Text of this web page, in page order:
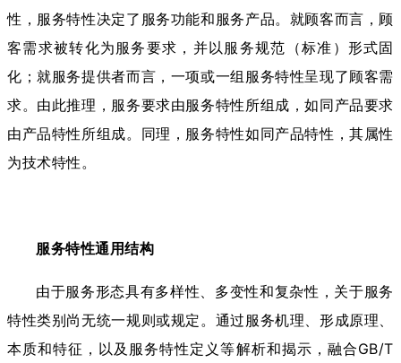
性，服务特性决定了服务功能和服务产品。就顾客而言，顾
客需求被转化为服务要求，并以服务规范（标准）形式固
化；就服务提供者而言，一项或一组服务特性呈现了顾客需
求。由此推理，服务要求由服务特性所组成，如同产品要求
由产品特性所组成。同理，服务特性如同产品特性，其属性
为技术特性。
服务特性通用结构
由于服务形态具有多样性、多变性和复杂性，关于服务
特性类别尚无统一规则或规定。通过服务机理、形成原理、
本质和特征，以及服务特性定义等解析和揭示，融合GB/T